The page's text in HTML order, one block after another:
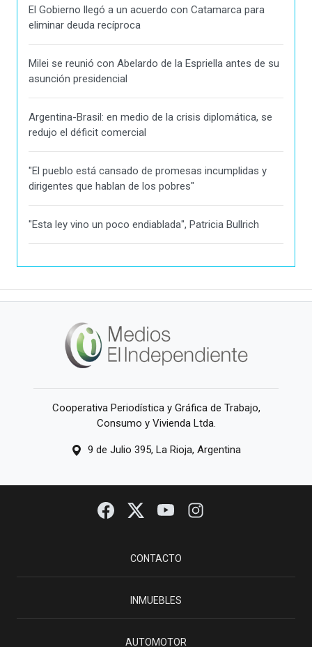
El Gobierno llegó a un acuerdo con Catamarca para
eliminar deuda recíproca
Milei se reunió con Abelardo de la Espriella antes de su
asunción presidencial
Argentina-Brasil: en medio de la crisis diplomática, se
redujo el déficit comercial
"El pueblo está cansado de promesas incumplidas y
dirigentes que hablan de los pobres"
"Esta ley vino un poco endiablada", Patricia Bullrich
Cooperativa Periodística y Gráfica de Trabajo,
Consumo y Vivienda Ltda.
9 de Julio 395, La Rioja, Argentina
CONTACTO
INMUEBLES
AUTOMOTOR